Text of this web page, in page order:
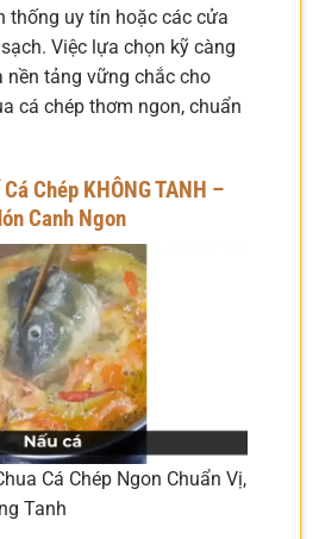
thống uy tín hoặc các cửa
Việc lựa chọn kỹ càng
nền tảng vững chắc cho
cá chép thơm ngon, chuẩn
Chép KHÔNG TANH –
Canh Ngon
Cá Chép Ngon Chuẩn Vị,
Tanh